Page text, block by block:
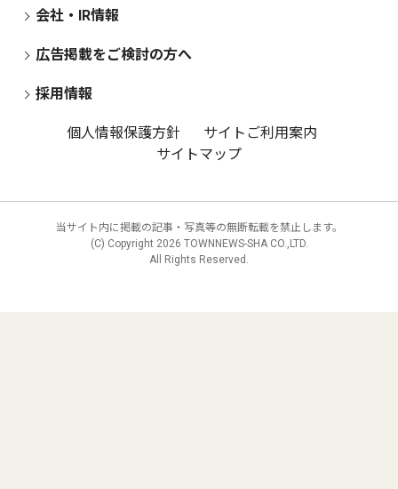
会社・IR情報
広告掲載をご検討の方へ
採用情報
個人情報保護方針
サイトご利用案内
サイトマップ
当サイト内に掲載の記事・写真等の無断転載を禁止します。
(C) Copyright 2026 TOWNNEWS-SHA CO.,LTD.
All Rights Reserved.